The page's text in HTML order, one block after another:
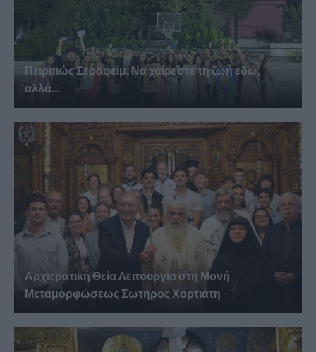
Πειραιώς Σεραφείμ: Να χαίρεστε τη ζωή εδώ,
αλλά...
Αρχιερατική Θεία Λειτουργία στη Μονή
Μεταμορφώσεως Σωτήρος Χορτιάτη